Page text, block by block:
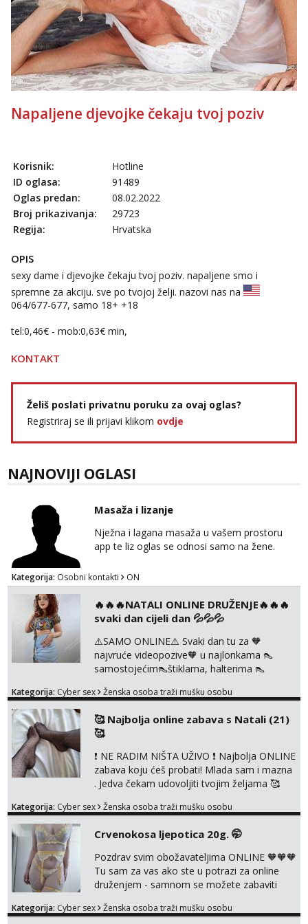
Napaljene djevojke čekaju tvoj poziv
Korisnik:
Hotline
ID oglasa:
91489
Oglas predan:
08.02.2022
Broj prikazivanja:
29723
Regija:
Hrvatska
OPIS
sexy dame i djevojke čekaju tvoj poziv. napaljene smo i
spremne za akciju. sve po tvojoj želji. nazovi nas na
064/677-677, samo 18+ +18
tel:0,46€ - mob:0,63€ min,
KONTAKT
Želiš poslati privatnu poruku za ovaj oglas?
Registriraj se ili prijavi klikom ovdje
NAJNOVIJI OGLASI
Masaža i lizanje
Nježna i lagana masaža u vašem prostoru
app te liz oglas se odnosi samo na žene.
Kategorija: Osobni kontakti ON
🔥🔥🔥NATALI ONLINE DRUŽENJE🔥🔥🔥
svaki dan cijeli dan 💦💦💦
⚠️SAMO ONLINE⚠️ Svaki dan tu za 🧡
najvruće videopozive🧡 u najlonkama 👠
samostojećim👠štiklama, halterima 👠
dogovoru 🧡 Dopisivanja hot chat🧡 o
🧡 Videa🧡 solo squirt, razne anal igračke,
vibratori, s PARTNEROM, S KOLEGICAMA
lizanje, striptiz, footfetiši itd 🔞 ❣️Radim već
jako dugo, imam iskustva i više načina pla...
Kategorija: Cyber sex Ženska osoba traži mušku osobu
🥰 Najbolja online zabava s Natali (21)
🥰
❗ NE RADIM NIŠTA UŽIVO ❗ Najbolja ONLINE
zabava koju ćeš probati! Mlada sam i mazna
. Jedva čekam udovoljiti tvojim željama 🥰
se dogovorimo kako ćemo se zabaviti.
foto i video materijal u kojem se sama
diram, s kolegicama, s dečkom, igračkama
itd. Radim dopisivanje o seksi temama koje
nas uzbuđuju 🤭 Čekam...
Kategorija: Cyber sex Ženska osoba traži mušku osobu
Crvenokosa ljepotica 20g. 🤭
Pozdrav svim obožavateljima ONLINE 🧡🧡🧡
Tu sam za vas ako ste u potrazi za online
druženjem - samnom se možete zabaviti
dovoljna radim i u paru i trojci s kolegicama,
Kategorija: Cyber sex Ženska osoba traži mušku osobu